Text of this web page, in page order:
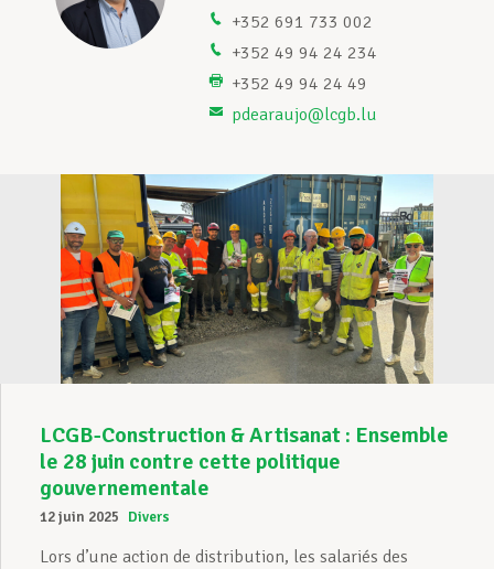
Assistance en vie privée
Devenir Membre
Actualités
+352 691 733 002
+352 49 94 24 234
+352 49 94 24 49
pdearaujo@lcgb.lu
LCGB-Construction & Artisanat : Ensemble
le 28 juin contre cette politique
gouvernementale
12 juin 2025 Divers
Lors d’une action de distribution, les salariés des